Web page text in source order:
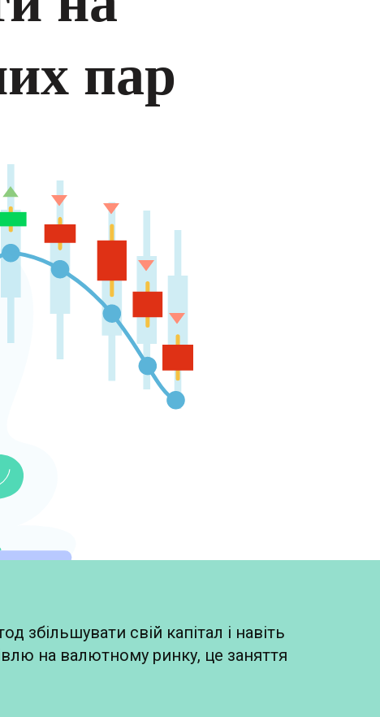
пар
збільшувати свій капітал і навіть
на валютному ринку, це заняття